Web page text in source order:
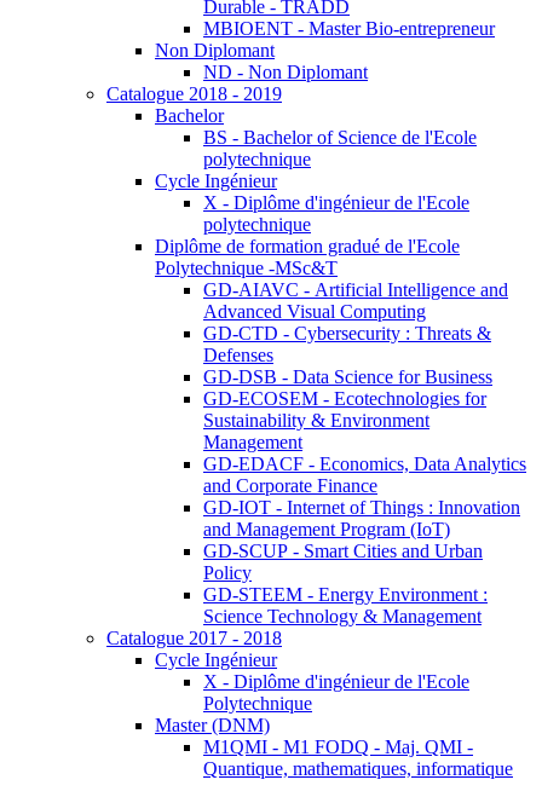
Durable - TRADD
MBIOENT - Master Bio-entrepreneur
Non Diplomant
ND - Non Diplomant
Catalogue 2018 - 2019
Bachelor
BS - Bachelor of Science de l'Ecole
polytechnique
Cycle Ingénieur
X - Diplôme d'ingénieur de l'Ecole
polytechnique
Diplôme de formation gradué de l'Ecole
Polytechnique -MSc&T
GD-AIAVC - Artificial Intelligence and
Advanced Visual Computing
GD-CTD - Cybersecurity : Threats &
Defenses
GD-DSB - Data Science for Business
GD-ECOSEM - Ecotechnologies for
Sustainability & Environment
Management
GD-EDACF - Economics, Data Analytics
and Corporate Finance
GD-IOT - Internet of Things : Innovation
and Management Program (IoT)
GD-SCUP - Smart Cities and Urban
Policy
GD-STEEM - Energy Environment :
Science Technology & Management
Catalogue 2017 - 2018
Cycle Ingénieur
X - Diplôme d'ingénieur de l'Ecole
Polytechnique
Master (DNM)
M1QMI - M1 FODQ - Maj. QMI -
Quantique, mathematiques, informatique